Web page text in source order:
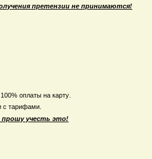
претензии не принимаются!
оплаты на карту
с тарифами.
прошу учесть это!